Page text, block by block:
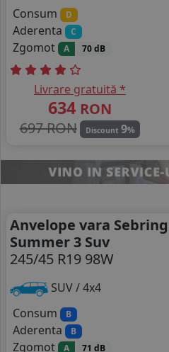
Consum D
Aderenta C
Zgomot A 70 dB
Livrare gratuită *
634 RON
697 RON
Discount 9%
Anvelope vara Sebring
Summer 3 Suv
245/45 R19 98W
SUV / 4x4
Consum
B
Aderenta B
Zgomot A 71 dB